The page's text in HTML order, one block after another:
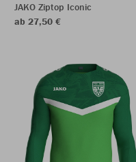
JAKO Ziptop Iconic
ab 27,50 €